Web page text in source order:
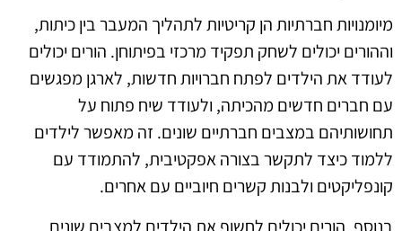
מיומנויות חברתיות הן קריטיות לתהליך המעבר בין כיתות,
וההורים יכולים לשחק תפקיד מרכזי בפיתוחן. הורים יכולים
לעודד את הילדים לפתח חברויות חדשות, לארגן מפגשים
עם חברים חדשים מהכיתה, ולעודד שיח פתוח על
תחושותיהם במצבים חברתיים שונים. זה מאפשר לילדים
ללמוד כיצד לתקשר בצורה אפקטיבית, להתמודד עם
קונפליקטים ולבנות קשרים חיוביים עם אחרים.
בנוסף, הורים יכולים לחשוף את הילדים למצבים שונים